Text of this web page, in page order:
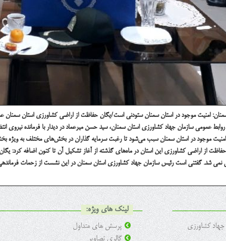
امنیت موجود در استان سمنان ستودنی است/یگان حفاظت از اراضی کشاورزی استان سمنان
عمومی سازمان جهاد کشاورزی استان سمنان، سید حسن میرعماد در دیدار با فرمانده نیروی
موجود در استان سمنان سبب می‌شود تا رغبت سرمایه گذاران در بخش‌های مختلف به ویژه
حفاظت از اراضی کشاورزی این استان در ماه‌های گذشته از آغاز تشکیل آن تا کنون اضافه کرد:
نمی شد. گفتنی است رئیس سازمان جهاد کشاورزی استان سمنان در این نشست از زحمات فرماندهی
جهاد کشاورزی
لینک های ویژه:
پرسش های متداول
گالری تصاویر